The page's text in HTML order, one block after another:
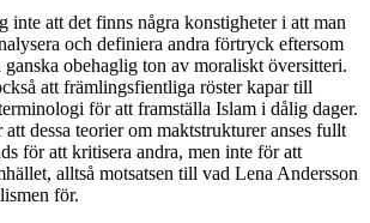
inte att det finns några konstigheter i att man
och definiera andra förtryck eftersom
obehaglig ton av moraliskt översitteri.
att främlingsfientliga röster kapar till
för att framställa Islam i dålig dager.
att dessa teorier om maktstrukturer anses fullt
för att kritisera andra, men inte för att
alltså motsatsen till vad Lena Andersson
för.